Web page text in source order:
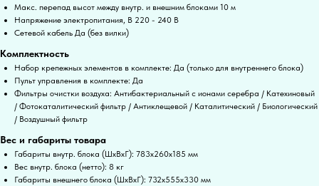
Макс. перепад высот между внутр. и внешним блоками 10 м
Напряжение электропитания, В 220 - 240 В
Сетевой кабель Да (без вилки)
Комплектность
Набор крепежных элементов в комплекте: Да (только для внутреннего блока)
Пульт управления в комплекте: Да
Фильтры очистки воздуха: Антибактериальный с ионами серебра / Катехиновый
/ Фотокаталитический фильтр / Антиклещевой / Каталитический / Биологический
/ Воздушный фильтр
Вес и габариты товара
Габариты внутр. блока (ШхВхГ): 783х260х185 мм
Вес внутр. блока (нетто): 8 кг
Габариты внешнего блока (ШхВхГ): 732х555х330 мм